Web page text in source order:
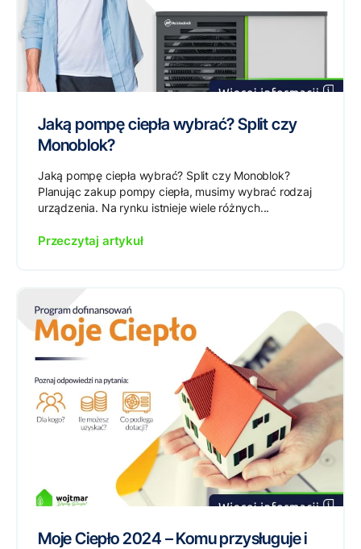
Jaką pompę ciepła wybrać? Split czy
Monoblok?
Jaką pompę ciepła wybrać? Split czy Monoblok?
Planując zakup pompy ciepła, musimy wybrać rodzaj
urządzenia. Na rynku istnieje wiele różnych...
Przeczytaj artykuł
Moje Ciepło 2024 – Komu przysługuje i